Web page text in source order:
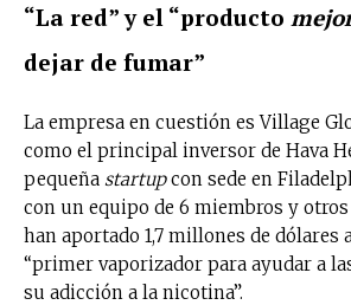
“La red” y el “producto
dejar de fumar”
La empresa en cuestión es Village
como el principal inversor de Hava
pequeña startupcon sede en
con un equipo de 6 miembros y otros
han aportado 1,7 millones de dólares
“primer vaporizador para ayudar a
su adicción a la nicotina”.